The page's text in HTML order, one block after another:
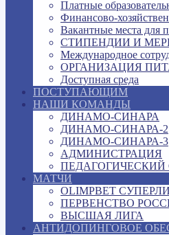
Платные
Финансово-
Вакантные места для
СТИПЕНДИИ И
Международное
ОРГАНИЗАЦИЯ
Доступная среда
ПОСТУПАЮЩИМ
НАШИ КОМАНДЫ
ДИНАМО-СИНАРА
ДИНАМО-СИНАРА-2
ДИНАМО-СИНАРА-3
АДМИНИСТРАЦИЯ
ПЕДАГОГИЧЕСКИЙ
МАТЧИ
OLIMPBET
ПЕРВЕНСТВО
ВЫСШАЯ ЛИГА
АНТИДОПИНГОВОЕ